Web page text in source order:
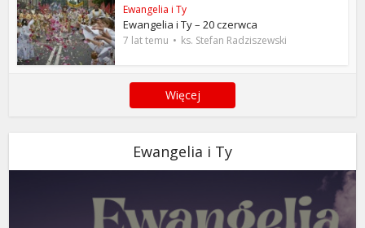
Ewangelia i Ty
Ewangelia i Ty – 20 czerwca
7 lat temu ks. Stefan Radziszewski
Więcej
Ewangelia i Ty